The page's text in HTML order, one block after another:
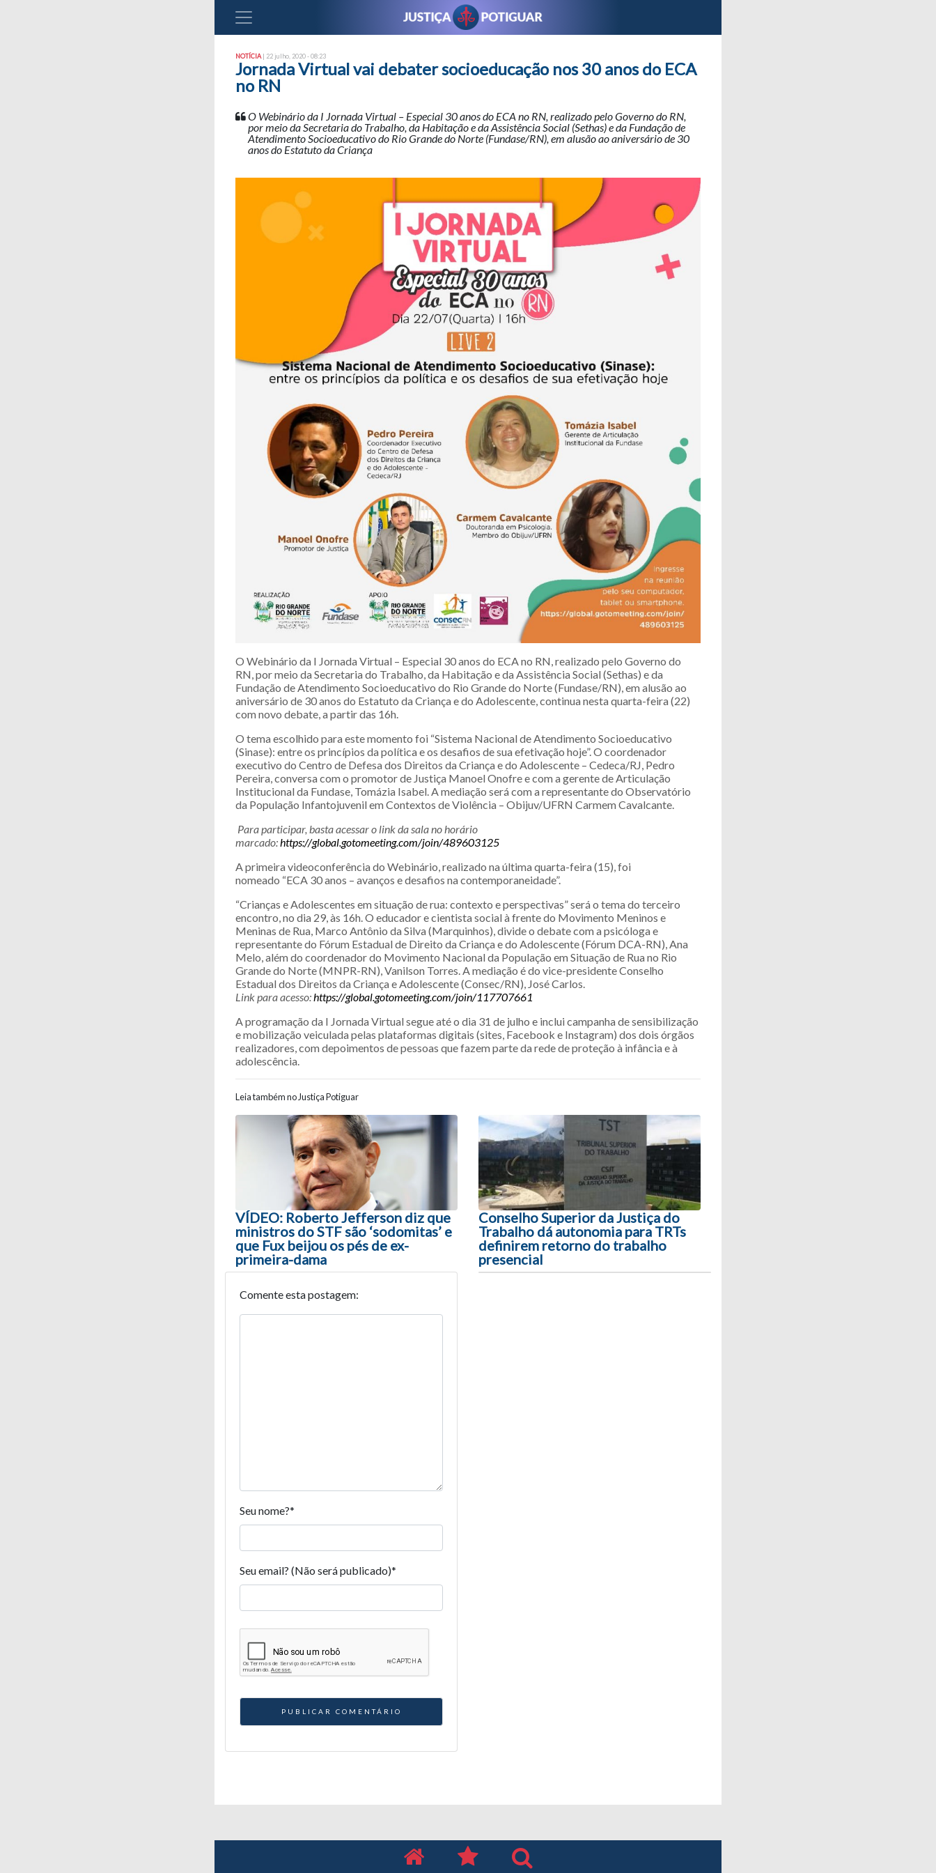
NOTÍCIA | 22 julho, 2020 - 08:23
Jornada Virtual vai debater socioeducação nos 30 anos do ECA
no RN
O Webinário da I Jornada Virtual – Especial 30 anos do ECA no RN, realizado pelo Governo do RN,
por meio da Secretaria do Trabalho, da Habitação e da Assistência Social (Sethas) e da Fundação de
Atendimento Socioeducativo do Rio Grande do Norte (Fundase/RN), em alusão ao aniversário de 30
anos do Estatuto da Criança
O Webinário da I Jornada Virtual – Especial 30 anos do ECA no RN, realizado pelo Governo do
RN, por meio da Secretaria do Trabalho, da Habitação e da Assistência Social (Sethas) e da
Fundação de Atendimento Socioeducativo do Rio Grande do Norte (Fundase/RN), em alusão ao
aniversário de 30 anos do Estatuto da Criança e do Adolescente, continua nesta quarta-feira (22)
com novo debate, a partir das 16h.
O tema escolhido para este momento foi “Sistema Nacional de Atendimento Socioeducativo
(Sinase): entre os princípios da política e os desafios de sua efetivação hoje”. O coordenador
executivo do Centro de Defesa dos Direitos da Criança e do Adolescente – Cedeca/RJ, Pedro
Pereira, conversa com o promotor de Justiça Manoel Onofre e com a gerente de Articulação
Institucional da Fundase, Tomázia Isabel. A mediação será com a representante do Observatório
da População Infantojuvenil em Contextos de Violência – Obijuv/UFRN Carmem Cavalcante.
Para participar, basta acessar o link da sala no horário
marcado:https://global.gotomeeting.com/join/489603125
A primeira videoconferência do Webinário, realizado na última quarta-feira (15), foi
nomeado “ECA 30 anos – avanços e desafios na contemporaneidade”.
“Crianças e Adolescentes em situação de rua: contexto e perspectivas” será o tema do terceiro
encontro, no dia 29, às 16h. O educador e cientista social à frente do Movimento Meninos e
Meninas de Rua, Marco Antônio da Silva (Marquinhos), divide o debate com a psicóloga e
representante do Fórum Estadual de Direito da Criança e do Adolescente (Fórum DCA-RN), Ana
Melo, além do coordenador do Movimento Nacional da População em Situação de Rua no Rio
Grande do Norte (MNPR-RN), Vanilson Torres. A mediação é do vice-presidente Conselho
Estadual dos Direitos da Criança e Adolescente (Consec/RN), José Carlos.
Link para acesso:https://global.gotomeeting.com/join/117707661
A programação da I Jornada Virtual segue até o dia 31 de julho e inclui campanha de sensibilização
e mobilização veiculada pelas plataformas digitais (sites, Facebook e Instagram) dos dois órgãos
realizadores, com depoimentos de pessoas que fazem parte da rede de proteção à infância e à
adolescência.
Leia também no Justiça Potiguar
Navegação entre posts
VÍDEO: Roberto Jefferson diz que
ministros do STF são ‘sodomitas’ e
que Fux beijou os pés de ex-
primeira-dama
Conselho Superior da Justiça do
Trabalho dá autonomia para TRTs
definirem retorno do trabalho
presencial
Comente esta postagem:
Seu nome?*
Seu email? (Não será publicado)*